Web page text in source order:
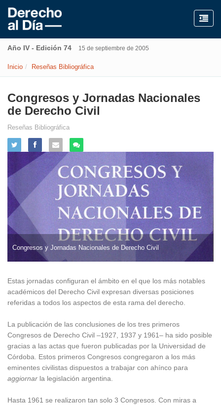
Año IV - Edición 74 15 de septiembre de 2005
Inicio Reseñas Bibliográfica
Congresos y Jornadas Nacionales
de Derecho Civil
Reseñas Bibliográfica
Congresos y Jornadas Nacionales de Derecho Civil
Estas jornadas configuran el ámbito en el que los más notables
académicos del Derecho Civil expresan diversas posiciones
referidas a todos los aspectos de esta rama del derecho.
La publicación de las conclusiones de los tres primeros
Congresos de Derecho Civil –1927, 1937 y 1961– ha sido posible
gracias a las actas que fueron publicadas por la Universidad de
Córdoba. Estos primeros Congresos congregaron a los más
eminentes civilistas dispuestos a trabajar con ahínco para
aggiornar la legislación argentina.
Hasta 1961 se realizaron tan solo 3 Congresos. Con miras a